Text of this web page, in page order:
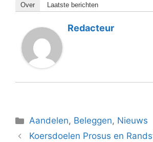
Over Laatste berichten
Redacteur
Categorieën
Aandelen, Beleggen, Nieuws
Koersdoelen Prosus en